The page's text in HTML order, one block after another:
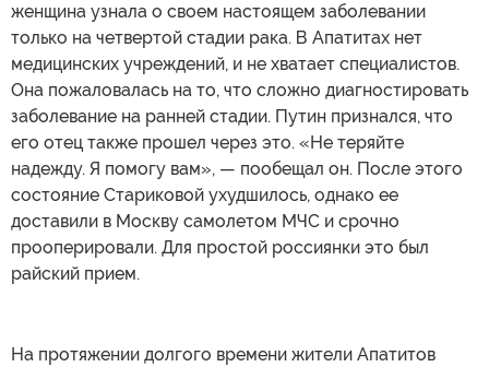
женщина узнала о своем настоящем заболевании
только на четвертой стадии рака. В Апатитах нет
медицинских учреждений, и не хватает специалистов.
Она пожаловалась на то, что сложно диагностировать
заболевание на ранней стадии. Путин признался, что
его отец также прошел через это. «Не теряйте
надежду. Я помогу вам», — пообещал он. После этого
состояние Стариковой ухудшилось, однако ее
доставили в Москву самолетом МЧС и срочно
прооперировали. Для простой россиянки это был
райский прием.
На протяжении долгого времени жители Апатитов